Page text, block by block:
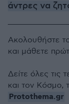
άντρες να
Ακολουθήστε
και μάθετε
Δείτε όλες τις
και τον Κόσμο,
Protothema.gr